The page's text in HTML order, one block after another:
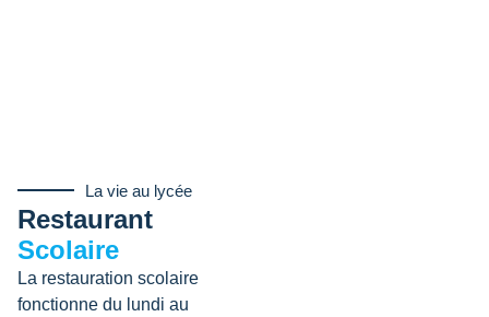
La vie au lycée
Restaurant
Scolaire
La restauration scolaire
fonctionne du lundi au